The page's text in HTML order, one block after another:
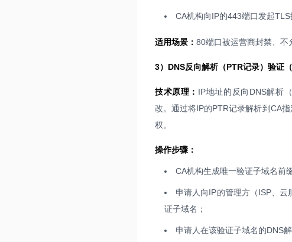
CA机构向IP的443端口发起
适用场景： 80端口被运营商封禁、不
3）DNS反向解析（PTR记录）验证（
技术原理： IP地址的反向DNS解析
改。通过将IP的PTR记录解析到CA
权。
操作步骤：
CA机构生成唯一验证子域名前
申请人向IP的管理方（ISP、
证子域名；
申请人在该验证子域名的DNS